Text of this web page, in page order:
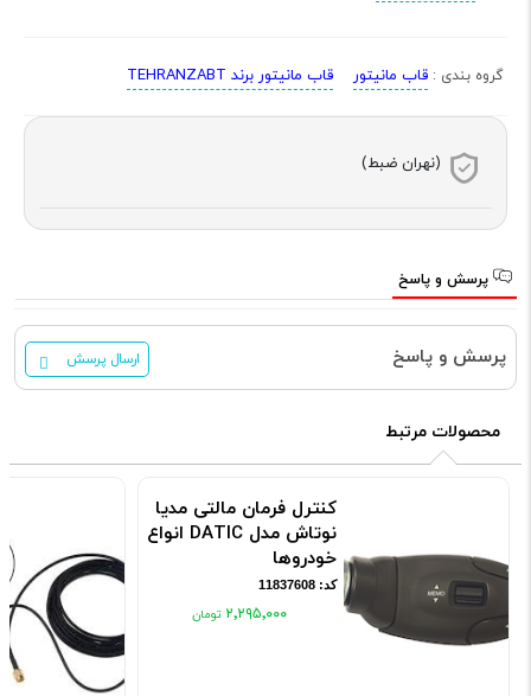
گروه بندی : قاب مانیتور قاب مانیتور برند TEHRANZABT
(نهران ضبط)
پرسش و پاسخ
پرسش و پاسخ ارسال پرسش
محصولات مرتبط
کنترل فرمان مالتی مدیا
نوتاش مدل DATIC انواع
خودروها
کد: 11837608
۲٬۲۹۵٬۰۰۰